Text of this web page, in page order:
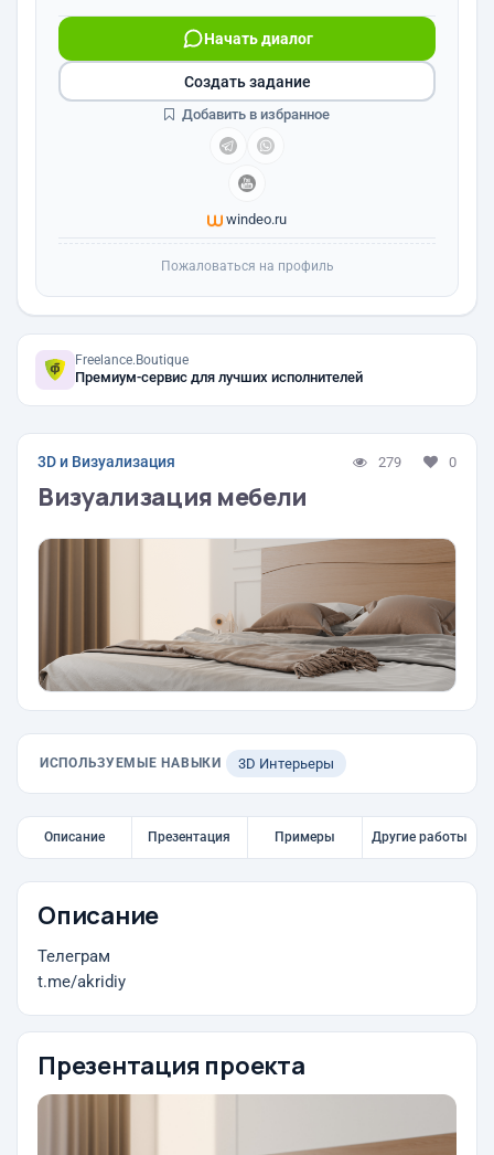
Начать диалог
windeo.ru
Создать задание
Добавить в избранное
Пожаловаться на профиль
Freelance.Boutique
Премиум-сервис для лучших исполнителей
3D и Визуализация 279 0
Визуализация мебели
ИСПОЛЬЗУЕМЫЕ НАВЫКИ 3D Интерьеры
Описание Презентация Примеры Другие работы
Описание
Телеграм
t.me/akridiy
Презентация проекта